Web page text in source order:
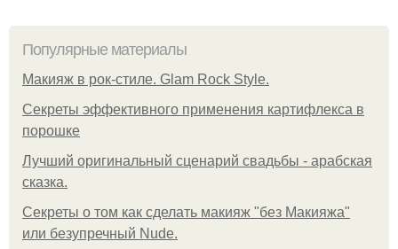
Популярные материалы
Макияж в рок-стиле. Glam Rock Style.
Секреты эффективного применения картифлекса в
порошке
Лучший оригинальный сценарий свадьбы - арабская
сказка.
Секреты о том как сделать макияж "без Макияжа"
или безупречный Nude.